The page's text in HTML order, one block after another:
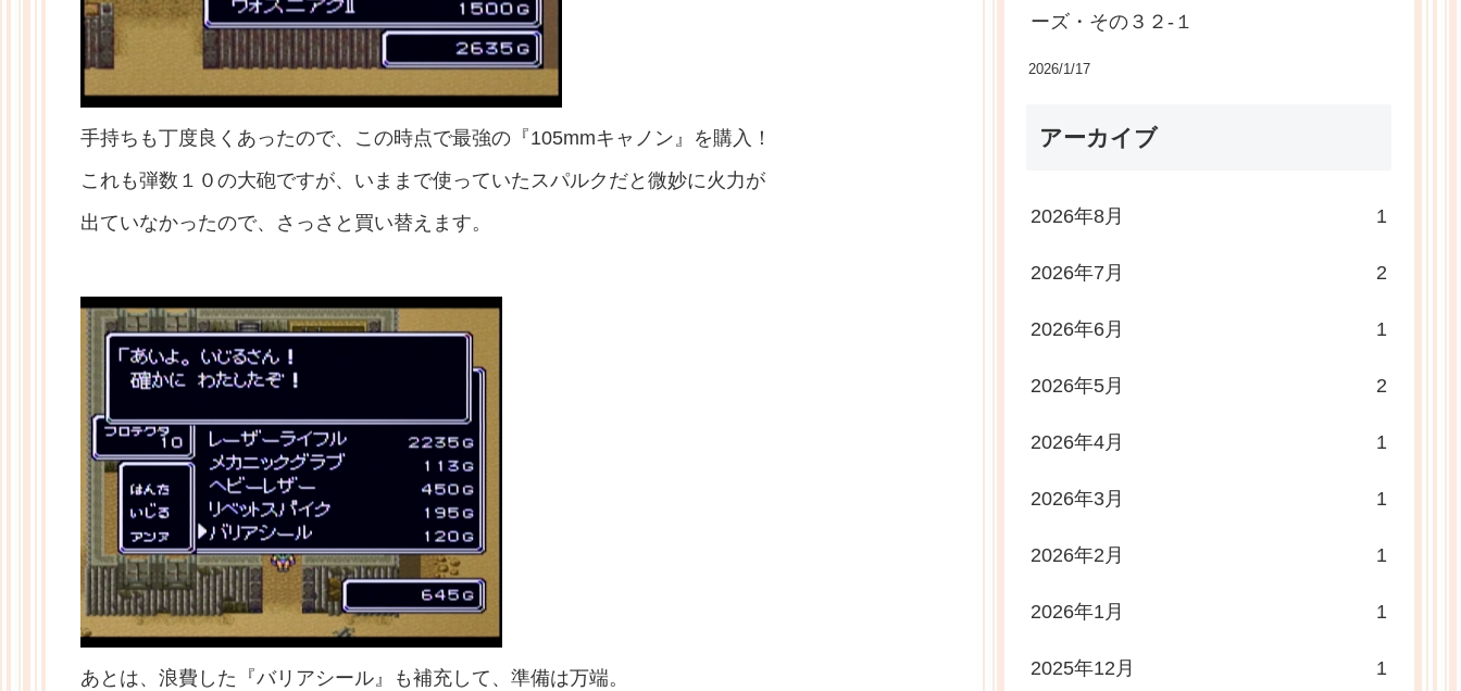
手持ちも丁度良くあったので、この時点で最強の『105mmキャノン』を購入！
これも弾数１０の大砲ですが、いままで使っていたスパルクだと微妙に火力が
出ていなかったので、さっさと買い替えます。
あとは、浪費した『バリアシール』も補充して、準備は万端。
ーズ・その３２-１
2026/1/17
アーカイブ
2026年8月 1
2026年7月 2
2026年6月 1
2026年5月 2
2026年4月 1
2026年3月 1
2026年2月 1
2026年1月 1
2025年12月 1